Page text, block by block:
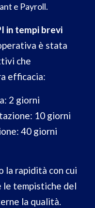
e Payroll.
in tempi brevi
è stata
che
efficacia:
2 giorni
10 giorni
40 giorni
la rapidità con cui
le tempistiche del
la qualità.